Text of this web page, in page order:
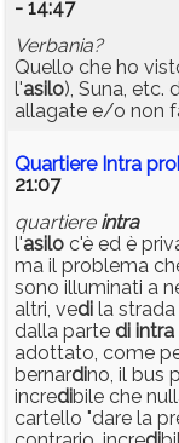
- 14:47
Verbania?
Quello che ho
l'asilo), Suna, etc.
allagate e/o non
Quartiere Intra
21:07
quartiere intra
l'asilo c'è ed è
ma il problema
sono illuminati a
altri, vedi la
dalla parte di intra
adottato, come
bernardino, il bus
incredibile che
cartello "dare la